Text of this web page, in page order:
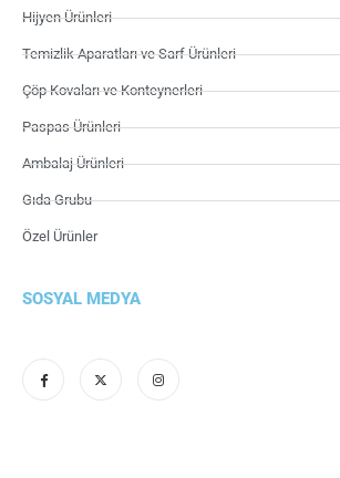
Hijyen Ürünleri
Temizlik Aparatları ve Sarf Ürünleri
Çöp Kovaları ve Konteynerleri
Paspas Ürünleri
Ambalaj Ürünleri
Gıda Grubu
Özel Ürünler
SOSYAL MEDYA